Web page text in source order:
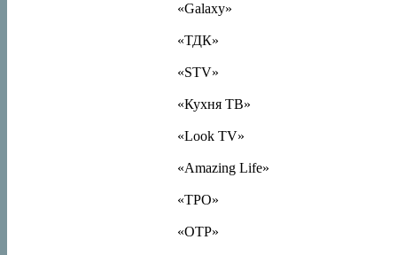
«Galaxy»
«ТДК»
«STV»
«Кухня ТВ»
«Look TV»
«Amazing Life»
«TPO»
«OTP»